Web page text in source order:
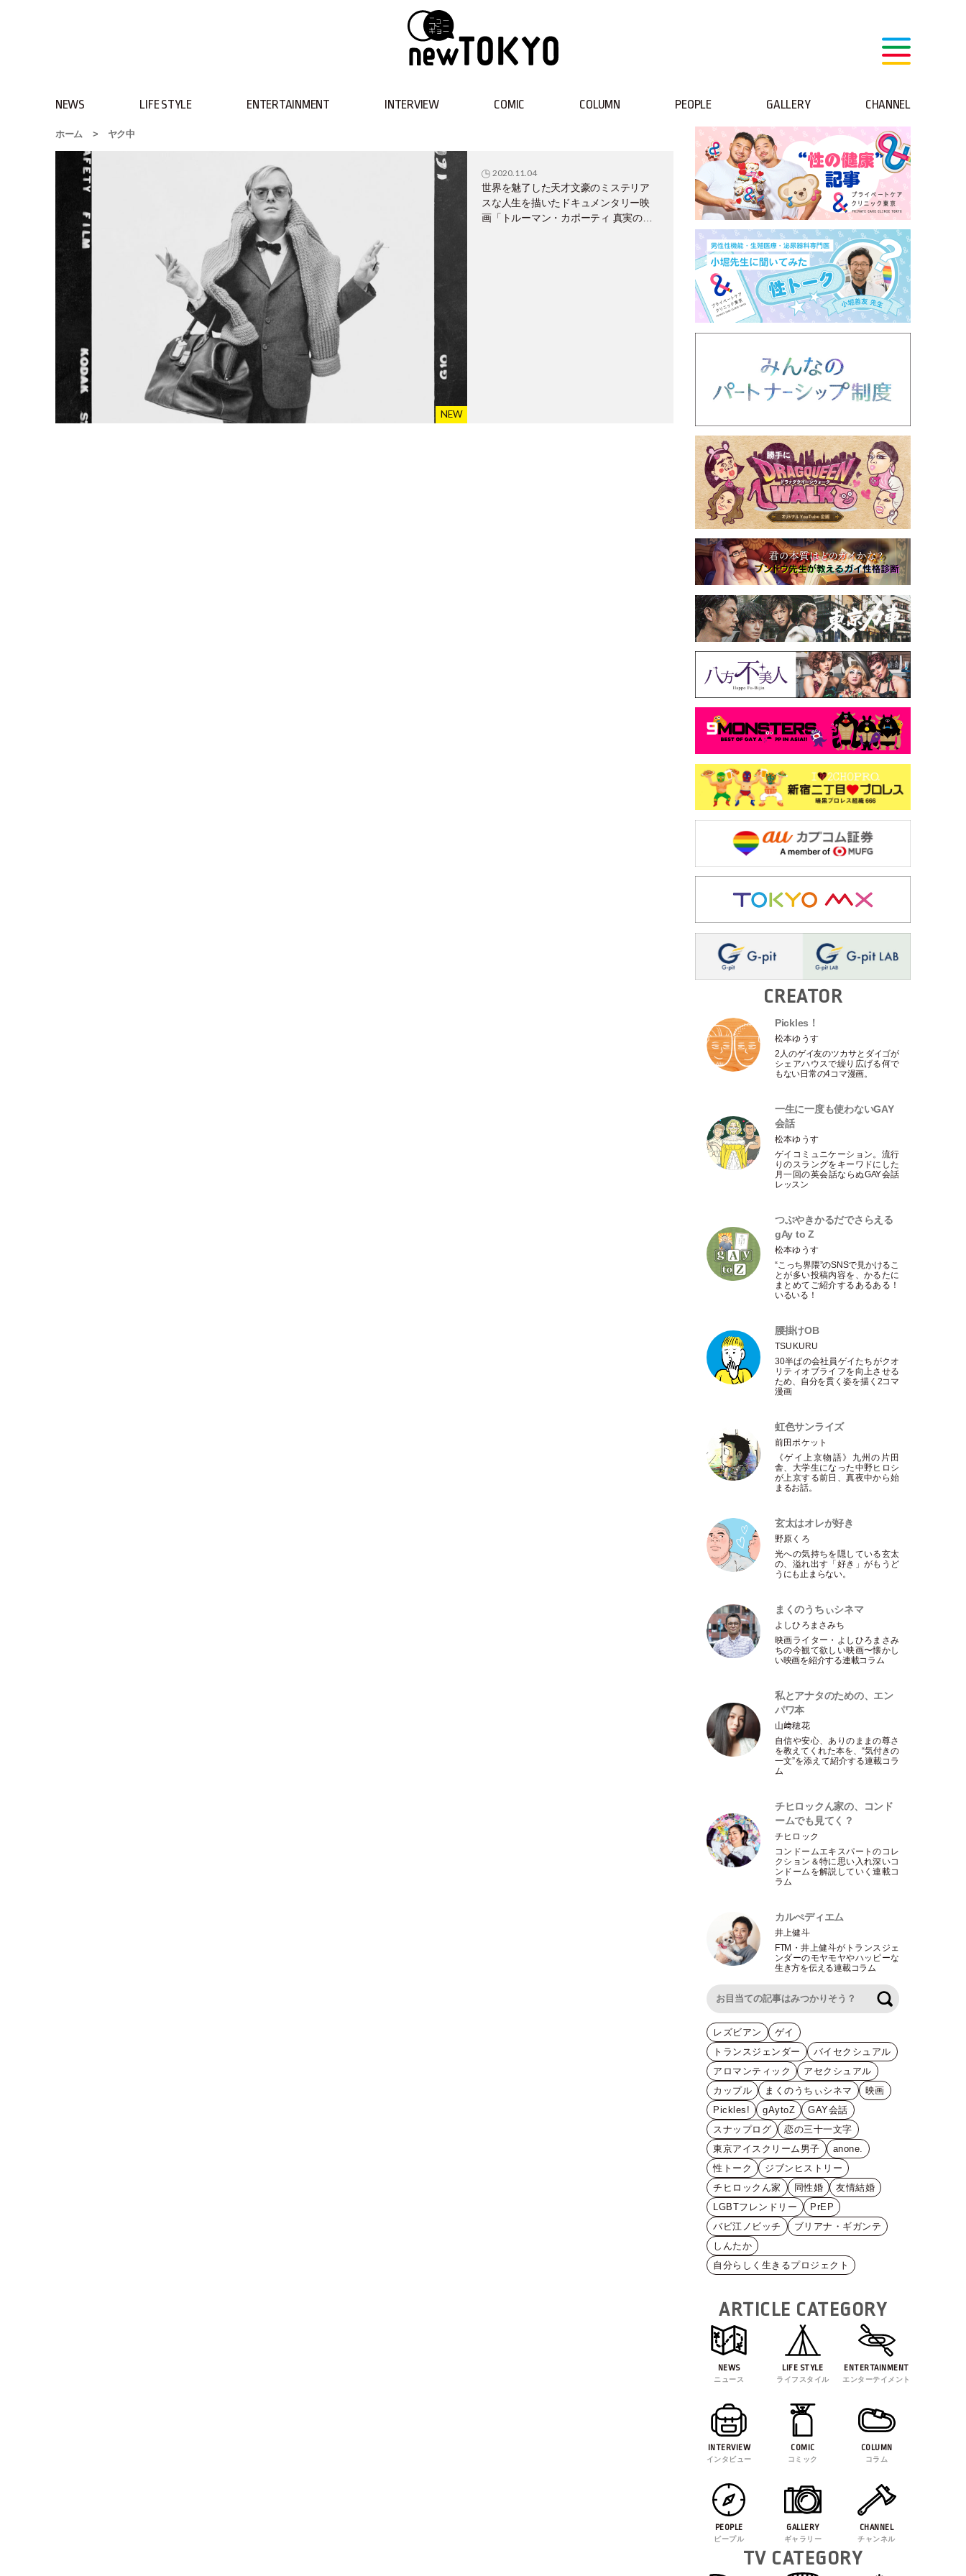
NEWS LIFE STYLE ENTERTAINMENT INTERVIEW COMIC COLUMN PEOPLE GALLERY CHANNEL
ホーム > ヤク中
2020.11.04
世界を魅了した天才文豪のミステリア
スな人生を描いたドキュメンタリー映
画「トルーマン・カポーティ 真実のテ
CREATOR
Pickles！
松本ゆうす
2人のゲイ友のツカサとダイゴが
シェアハウスで繰り広げる何で
もない日常の4コマ漫画。
一生に一度も使わないGAY
会話
松本ゆうす
ゲイコミュニケーション。流行
りのスラングをキーワドにした
月一回の英会話ならぬGAY会話
レッスン
つぶやきかるだでさらえる
gAy to Z
松本ゆうす
“こっち界隈”のSNSで見かけるこ
とが多い投稿内容を、かるたに
まとめてご紹介するあるある！
いるいる！
腰掛けOB
TSUKURU
30半ばの会社員ゲイたちがクオ
リティオブライフを向上させる
ため、自分を貫く姿を描く2コマ
漫画
虹色サンライズ
前田ポケット
《ゲイ上京物語》九州の片田
舎、大学生になった中野ヒロシ
が上京する前日、真夜中から始
まるお話。
玄太はオレが好き
野原くろ
光への気持ちを隠している玄太
の、溢れ出す 「好き 」がもうど
うにも止まらない。
まくのうちぃシネマ
よしひろまさみち
映画ライター ・ よしひろまさみ
ちの今観て欲しい映画〜懐かし
い映画を紹介する連載コラム
私とアナタのための、エン
パワ本
山﨑穂花
自信や安心、ありのままの尊さ
を教えてくれた本を、“気付きの
一文”を添えて紹介する連載コラ
ム
チヒロックん家の、コンド
ームでも見てく？
チヒロック
コンドームエキスパートのコレ
クション＆特に思い入れ深いコ
ンドームを解説していく連載コ
ラム
カルぺディエム
井上健斗
FTM ・井上健斗がトランスジェ
ンダーのモヤモヤやハッピーな
生き方を伝える連載コラム
レズビアン
ゲイ
トランスジェンダー
バイセクシュアル
アロマンティック
アセクシュアル
カップル
まくのうちぃシネマ
映画
Pickles!
gAytoZ
GAY会話
スナップログ
恋の三十一文字
東京アイスクリーム男子
anone.
性トーク
ジブンヒストリー
チヒロックん家
同性婚
友情結婚
LGBTフレンドリー
PrEP
バビ江ノビッチ
ブリアナ・ギガンテ
しんたか
自分らしく生きるプロジェクト
ARTICLE CATEGORY
NEWS
ニュース
LIFE STYLE
ライフスタイル
ENTERTAINMENT
エンターテイメント
INTERVIEW
インタビュー
COMIC
コミック
COLUMN
コラム
PEOPLE
ピープル
GALLERY
ギャラリー
CHANNEL
チャンネル
TV CATEGORY